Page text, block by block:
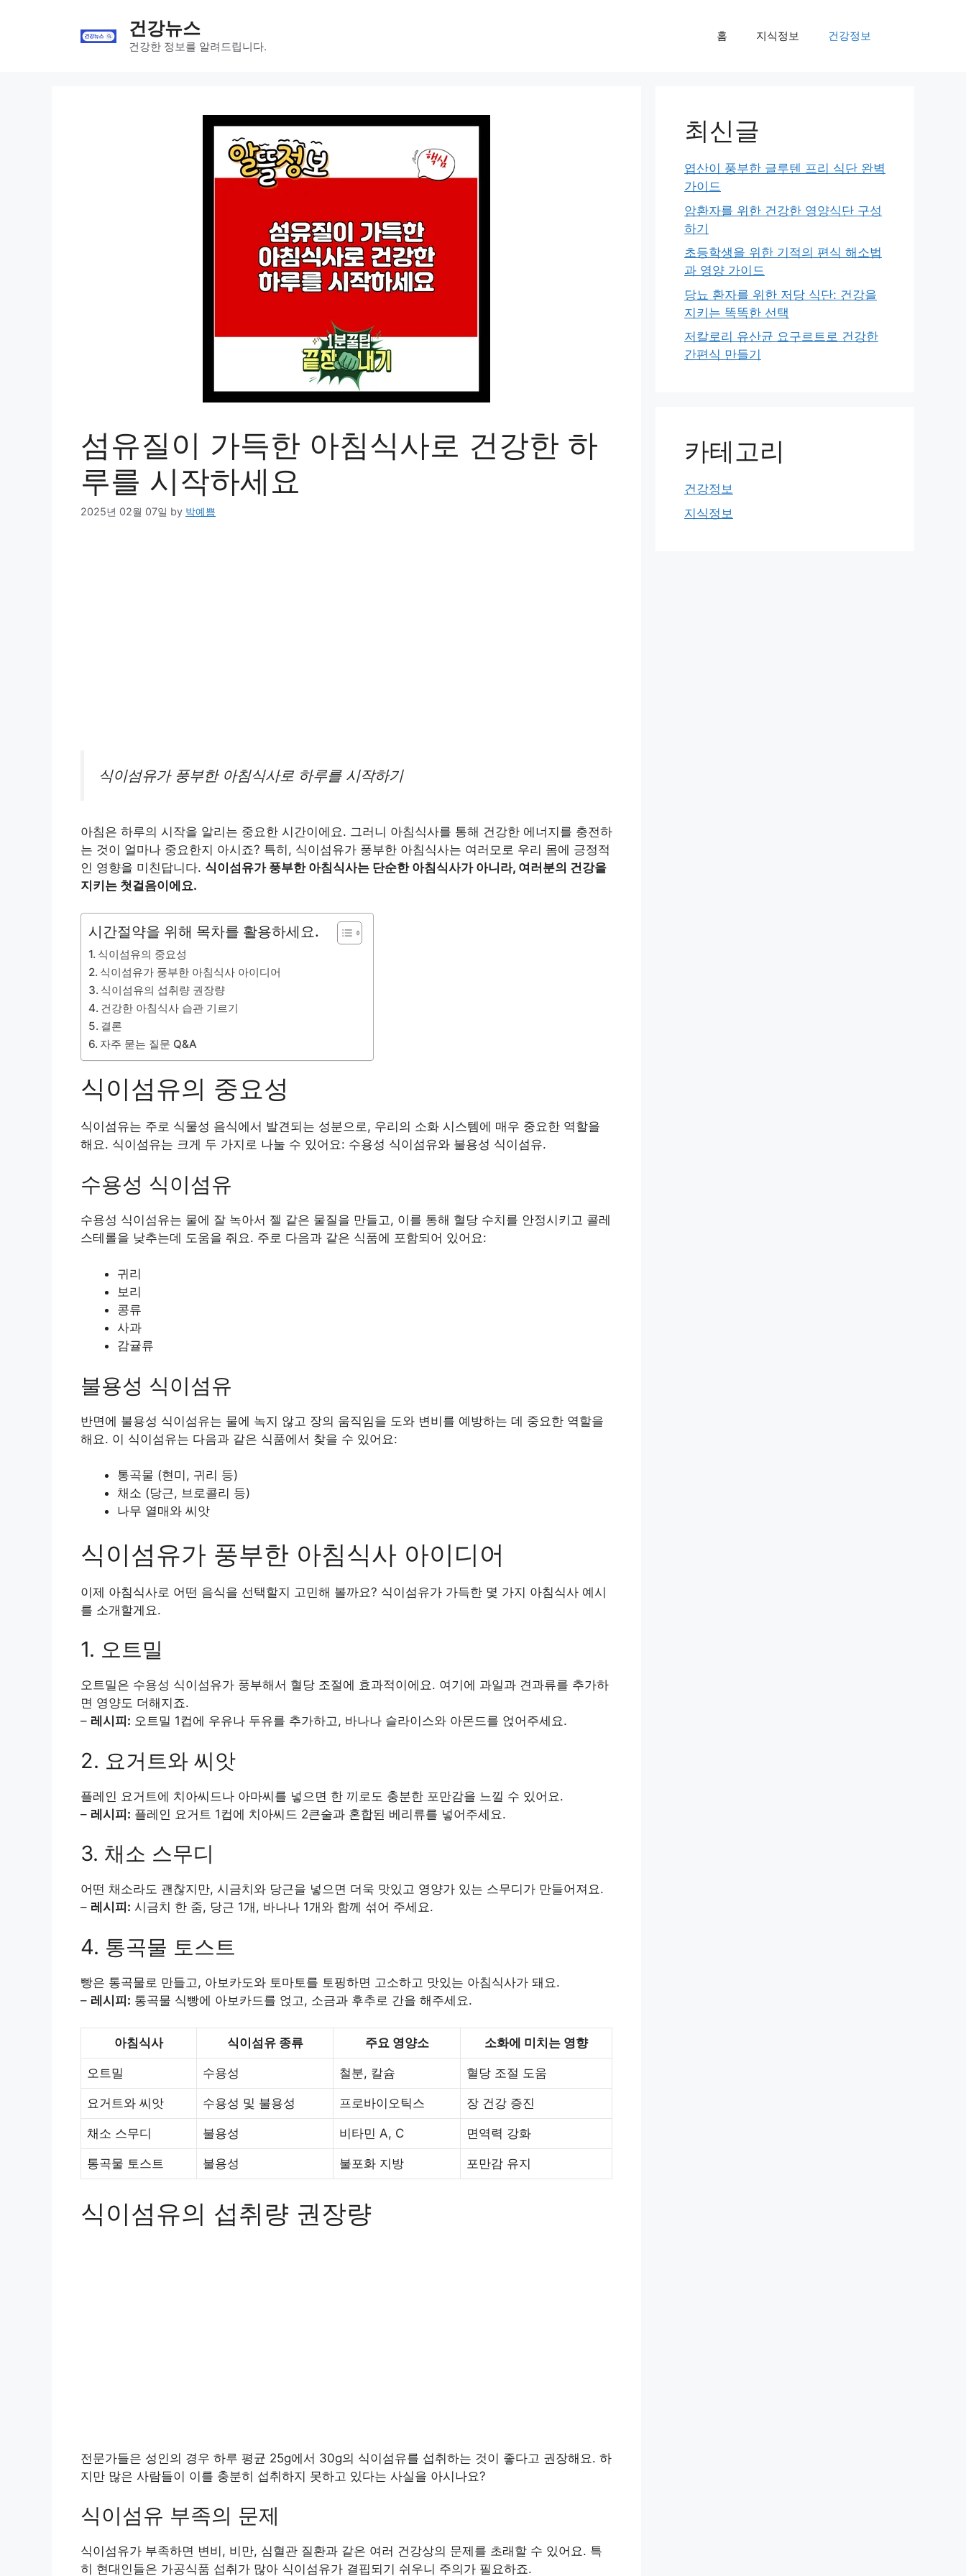
건강뉴스
건강한 정보를 알려드립니다.
홈 지식정보 건강정보
섬유질이 가득한 아침식사로 건강한 하
루를 시작하세요
2025년 02월 07일 by 박예쁨
식이섬유가 풍부한 아침식사로 하루를 시작하기
아침은 하루의 시작을 알리는 중요한 시간이에요. 그러니 아침식사를 통해 건강한 에너지를 충전하
는 것이 얼마나 중요한지 아시죠? 특히, 식이섬유가 풍부한 아침식사는 여러모로 우리 몸에 긍정적
인 영향을 미친답니다. 식이섬유가 풍부한 아침식사는 단순한 아침식사가 아니라, 여러분의 건강을
지키는 첫걸음이에요.
시간절약을 위해 목차를 활용하세요.
식이섬유의 중요성
식이섬유가 풍부한 아침식사 아이디어
식이섬유의 섭취량 권장량
건강한 아침식사 습관 기르기
결론
자주 묻는 질문 Q&A
식이섬유의 중요성
식이섬유는 주로 식물성 음식에서 발견되는 성분으로, 우리의 소화 시스템에 매우 중요한 역할을
해요. 식이섬유는 크게 두 가지로 나눌 수 있어요: 수용성 식이섬유와 불용성 식이섬유.
수용성 식이섬유
수용성 식이섬유는 물에 잘 녹아서 젤 같은 물질을 만들고, 이를 통해 혈당 수치를 안정시키고 콜레
스테롤을 낮추는데 도움을 줘요. 주로 다음과 같은 식품에 포함되어 있어요:
귀리
보리
콩류
사과
감귤류
불용성 식이섬유
반면에 불용성 식이섬유는 물에 녹지 않고 장의 움직임을 도와 변비를 예방하는 데 중요한 역할을
해요. 이 식이섬유는 다음과 같은 식품에서 찾을 수 있어요:
통곡물 (현미, 귀리 등)
채소 (당근, 브로콜리 등)
나무 열매와 씨앗
식이섬유가 풍부한 아침식사 아이디어
이제 아침식사로 어떤 음식을 선택할지 고민해 볼까요? 식이섬유가 가득한 몇 가지 아침식사 예시
를 소개할게요.
1. 오트밀
오트밀은 수용성 식이섬유가 풍부해서 혈당 조절에 효과적이에요. 여기에 과일과 견과류를 추가하
면 영양도 더해지죠.
– 레시피: 오트밀 1컵에 우유나 두유를 추가하고, 바나나 슬라이스와 아몬드를 얹어주세요.
2. 요거트와 씨앗
플레인 요거트에 치아씨드나 아마씨를 넣으면 한 끼로도 충분한 포만감을 느낄 수 있어요.
– 레시피: 플레인 요거트 1컵에 치아씨드 2큰술과 혼합된 베리류를 넣어주세요.
3. 채소 스무디
어떤 채소라도 괜찮지만, 시금치와 당근을 넣으면 더욱 맛있고 영양가 있는 스무디가 만들어져요.
– 레시피: 시금치 한 줌, 당근 1개, 바나나 1개와 함께 섞어 주세요.
4. 통곡물 토스트
빵은 통곡물로 만들고, 아보카도와 토마토를 토핑하면 고소하고 맛있는 아침식사가 돼요.
– 레시피: 통곡물 식빵에 아보카드를 얹고, 소금과 후추로 간을 해주세요.
아침식사 식이섬유 종류 주요 영양소 소화에 미치는 영향
오트밀 수용성 철분, 칼슘 혈당 조절 도움
요거트와 씨앗 수용성 및 불용성 프로바이오틱스 장 건강 증진
채소 스무디 불용성 비타민 A, C 면역력 강화
통곡물 토스트 불용성 불포화 지방 포만감 유지
식이섬유의 섭취량 권장량
전문가들은 성인의 경우 하루 평균 25g에서 30g의 식이섬유를 섭취하는 것이 좋다고 권장해요. 하
지만 많은 사람들이 이를 충분히 섭취하지 못하고 있다는 사실을 아시나요?
식이섬유 부족의 문제
식이섬유가 부족하면 변비, 비만, 심혈관 질환과 같은 여러 건강상의 문제를 초래할 수 있어요. 특
히 현대인들은 가공식품 섭취가 많아 식이섬유가 결핍되기 쉬우니 주의가 필요하죠.
최신글
엽산이 풍부한 글루텐 프리 식단 완벽
가이드
암환자를 위한 건강한 영양식단 구성
하기
초등학생을 위한 기적의 편식 해소법
과 영양 가이드
당뇨 환자를 위한 저당 식단: 건강을
지키는 똑똑한 선택
저칼로리 유산균 요구르트로 건강한
간편식 만들기
카테고리
건강정보
지식정보